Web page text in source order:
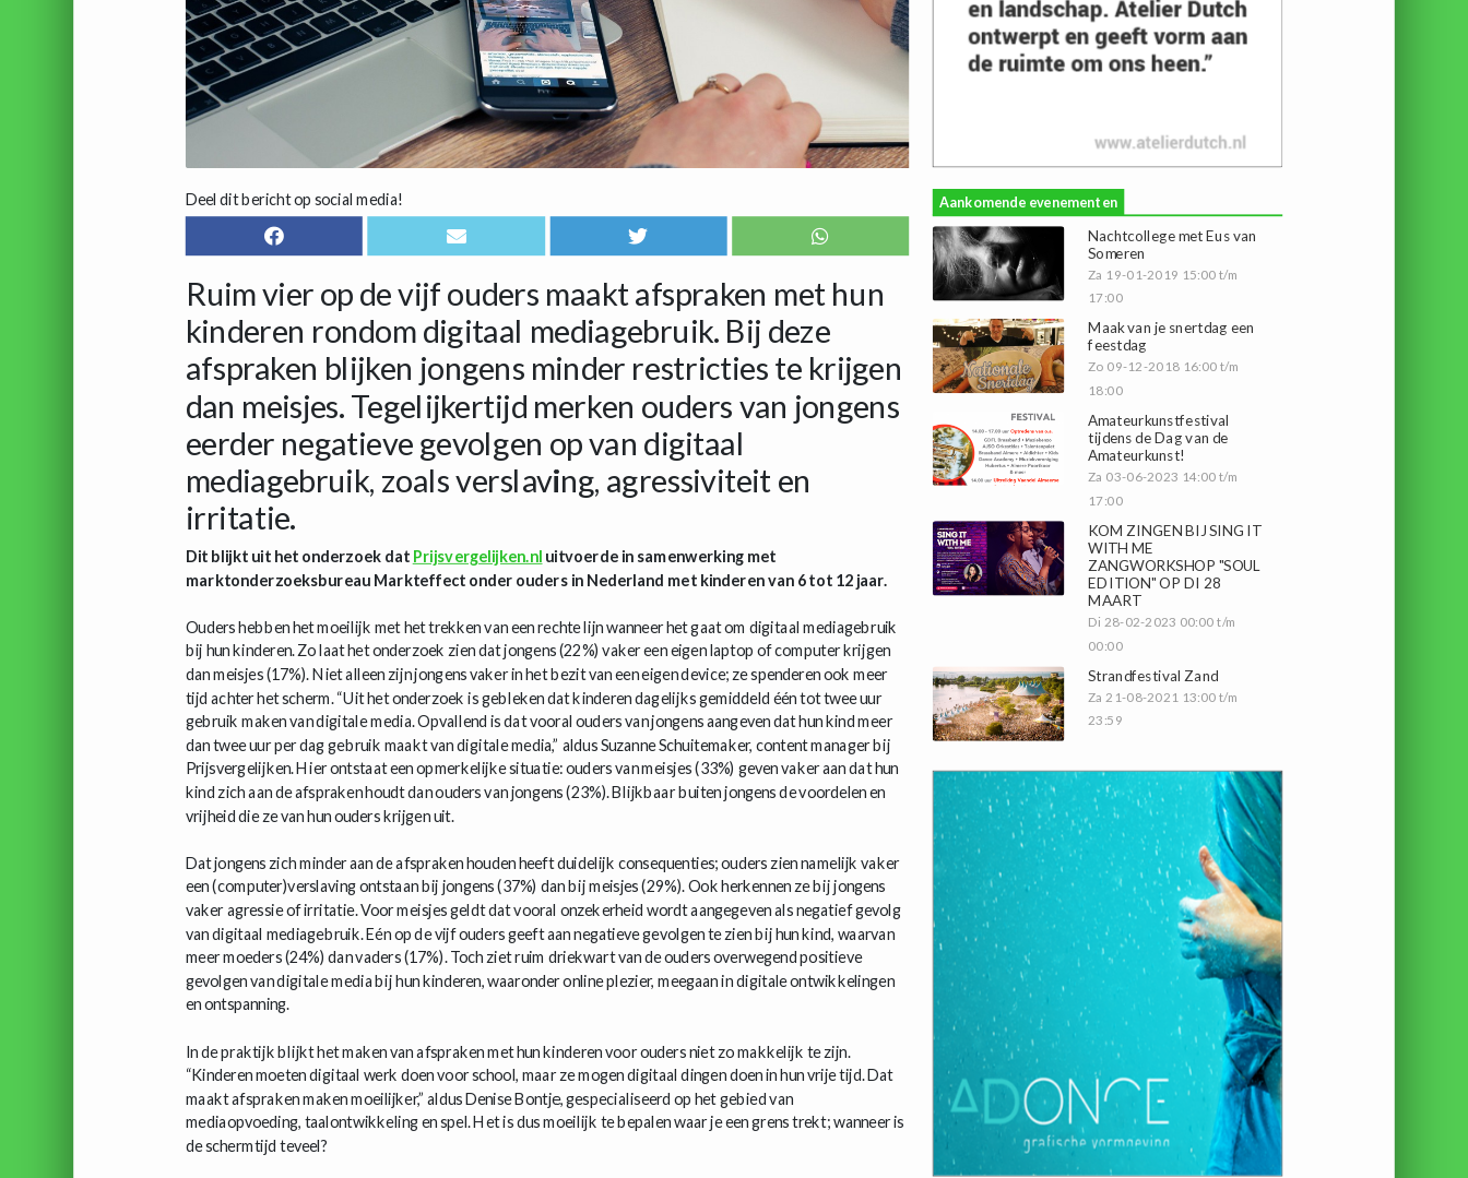
Deel dit bericht op social media!
Ruim vier op de vijf ouders maakt afspraken met hun
kinderen rondom digitaal mediagebruik. Bij deze
afspraken blijken jongens minder restricties te krijgen
dan meisjes. Tegelijkertijd merken ouders van jongens
eerder negatieve gevolgen op van digitaal
mediagebruik, zoals verslaving, agressiviteit en
irritatie.
Dit blijkt uit het onderzoek dat Prijsvergelijken.nl uitvoerde in samenwerking met
marktonderzoeksbureau Markteffect onder ouders in Nederland met kinderen van 6 tot 12 jaar.
Ouders hebben het moeilijk met het trekken van een rechte lijn wanneer het gaat om digitaal mediagebruik
bij hun kinderen. Zo laat het onderzoek zien dat jongens (22%) vaker een eigen laptop of computer krijgen
dan meisjes (17%). Niet alleen zijn jongens vaker in het bezit van een eigen device; ze spenderen ook meer
tijd achter het scherm. “Uit het onderzoek is gebleken dat kinderen dagelijks gemiddeld één tot twee uur
gebruik maken van digitale media. Opvallend is dat vooral ouders van jongens aangeven dat hun kind meer
dan twee uur per dag gebruik maakt van digitale media,” aldus Suzanne Schuitemaker, content manager bij
Prijsvergelijken. Hier ontstaat een opmerkelijke situatie: ouders van meisjes (33%) geven vaker aan dat hun
kind zich aan de afspraken houdt dan ouders van jongens (23%). Blijkbaar buiten jongens de voordelen en
vrijheid die ze van hun ouders krijgen uit.
Dat jongens zich minder aan de afspraken houden heeft duidelijk consequenties; ouders zien namelijk vaker
een (computer)verslaving ontstaan bij jongens (37%) dan bij meisjes (29%). Ook herkennen ze bij jongens
vaker agressie of irritatie. Voor meisjes geldt dat vooral onzekerheid wordt aangegeven als negatief gevolg
van digitaal mediagebruik. Eén op de vijf ouders geeft aan negatieve gevolgen te zien bij hun kind, waarvan
meer moeders (24%) dan vaders (17%). Toch ziet ruim driekwart van de ouders overwegend positieve
gevolgen van digitale media bij hun kinderen, waaronder online plezier, meegaan in digitale ontwikkelingen
en ontspanning.
In de praktijk blijkt het maken van afspraken met hun kinderen voor ouders niet zo makkelijk te zijn.
“Kinderen moeten digitaal werk doen voor school, maar ze mogen digitaal dingen doen in hun vrije tijd. Dat
maakt afspraken maken moeilijker,” aldus Denise Bontje, gespecialiseerd op het gebied van
mediaopvoeding, taalontwikkeling en spel. Het is dus moeilijk te bepalen waar je een grens trekt; wanneer is
de schermtijd teveel?
Aankomende evenementen
Nachtcollege met Eus van
Someren
Za 19-01-2019 15:00 t/m
17:00
Maak van je snertdag een
feestdag
Zo 09-12-2018 16:00 t/m
18:00
Amateurkunstfestival
tijdens de Dag van de
Amateurkunst!
Za 03-06-2023 14:00 t/m
17:00
KOM ZINGEN BIJ SING IT
WITH ME
ZANGWORKSHOP "SOUL
EDITION" OP DI 28
MAART
Di 28-02-2023 00:00 t/m
00:00
Strandfestival Zand
Za 21-08-2021 13:00 t/m
23:59